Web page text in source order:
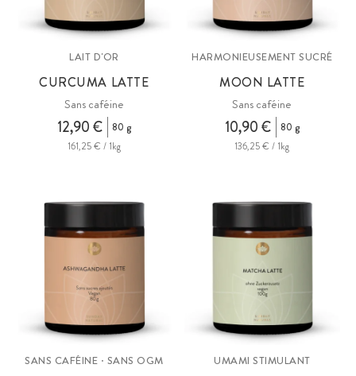
LAIT D'OR
CURCUMA LATTE
Sans caféine
12,90 €
80 g
161,25 € / 1kg
HARMONIEUSEMENT SUCRÉ
MOON LATTE
Sans caféine
10,90 €
80 g
136,25 € / 1kg
SANS CAFÉINE · SANS OGM UMAMI STIMULANT